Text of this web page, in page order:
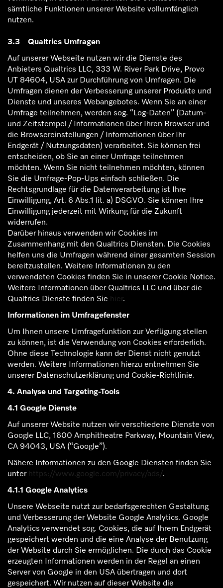
sämtliche Funktionen unserer Website vollumfänglich
nutzen.
3.3 Qualtrics Umfragen
Auf unserer Webseite nutzen wir die Dienste des
Anbieters Qualtrics LLC, 333 W. River Park Drive, Provo
UT 84604, USA zur Durchführung von Umfragen. Die
Umfragen dienen der Verbesserung unserer Produkte und
Dienste und unseres Webangebotes. Wenn Sie an einer
Umfrage teilnehmen, werden sog. “Log-Daten” (Datum-
und Zeitstempel / Informationen über Ihren Browser und
die Browsereinstellungen / Informationen über Ihr
Endgerät / Nutzungsdaten) verarbeitet. Sie können frei
entscheiden, ob Sie an einer Umfrage teilnehmen
möchten. Wenn Sie nicht teilnehmen möchten, können
Sie die Umfrage-Pop-Ups einfach schließen. Die
Rechtsgrundlage für die Datenverarbeitung ist Ihre
Einwilligung, Art. 6 Abs.1 lit. a) DSGVO. Sie können Ihre
Einwilligung jederzeit mit Wirkung für die Zukunft
widerrufen.
Darüber hinaus verwenden wir Cookies im
Zusammenhang mit den Qualtrics Diensten. Die Cookies
helfen uns die Umfragen während einer gesamten Session
bereitzustellen. Weitere Informationen zu den
verwendeten Cookies finden Sie in unserer Cookie Notice.
Weitere Informationen über Qualtrics LLC und über die
Qualtrics Dienste finden Sie hier.
Informationen im Umfragefenster
Um Ihnen unsere Umfragefunktion zur Verfügung stellen
zu können, ist die Verwendung von Cookies erforderlich.
Ohne diese Technologie kann der Dienst nicht genutzt
werden. Weitere Informationen hierzu entnehmen Sie
unserer Datenschutzerklärung und Cookie-Richtlinie.
4. Analyse und Targeting-Tools
4.1 Google Dienste
Auf unserer Website nutzen wir verschiedene Dienste von
Google LLC, 1600 Amphitheatre Parkway, Mountain View,
CA 94043, USA (“Google”).
Nähere Informationen zu den Google Diensten finden Sie
unter https://www.google.com/privacy/ads/.
4.1.1 Google Analytics
Unsere Webseite nutzt zur bedarfsgerechten Gestaltung
und Verbesserung der Website Google Analytics. Google
Analytics verwendet sog. Cookies, die auf Ihrem Endgerät
gespeichert werden und die eine Analyse der Benutzung
der Website durch Sie ermöglichen. Die durch das Cookie
erzeugten Informationen werden in der Regel an einen
Server von Google in den USA übertragen und dort
gespeichert. Wir nutzen auf dieser Website die